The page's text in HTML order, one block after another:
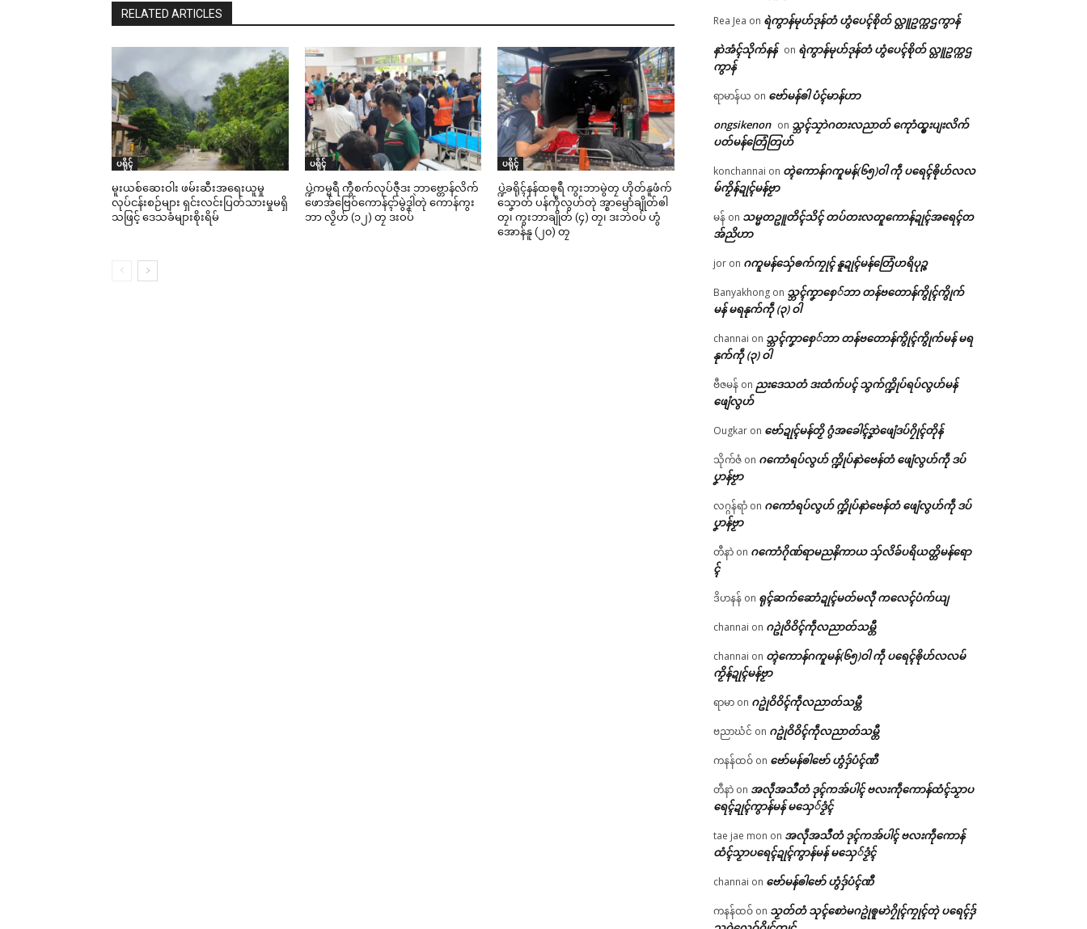
RELATED ARTICLES
ပရိုၚ်
မူးယစ်ဆေးဝါး ဖမ်းဆီးအရေးယူမှု
လုပ်ငန်းစဉ်များ ရှင်းလင်းပြတ်သားမှုမရှိ
သဖြင့် ဒေသခံများစိုးရိမ်
ပရိုၚ်
ပ္ဍဲကမ္မရဳ ကွဳစက်လုပ်ဇီုဒး ဘာဗ္တောန်လိက်
ဖောအ်ဗြေဝ်ကောန်ၚာ်မွဲဒၞါဲတုဲ ကောန်ကွး
ဘာ လၟိဟ် (၁၂) တၠ ဒးဝပ်
ပရိုၚ်
ပ္ဍဲခရိုၚ်နန်ထၜုရဳ ကွးဘာမွဲတၠ ဟိုတ်နူဖံက်
သၞောတ် ပန်ကဵုလွဟ်တုဲ အ္စာၝောံချိုတ်ၜါ
တၠ၊ ကွးဘာချိုတ် (၄) တၠ၊ ဒးဘဲဝပ် ဟွံ
အောန်နူ (၂၀) တၠ
Rea Jea on ရဲကွာန်မုဟ်ဒုန်တံ ဟွံပေၚ်စိုတ် လ္တူဥက္ကဌကွာန်
နာဲအံၚ်သိုက်နန် on ရဲကွာန်မုဟ်ဒုန်တံ ဟွံပေၚ်စိုတ် လ္တူဥက္ကဌ
ကွာန်
ရာမာန်ယ on ဗော်မန်ၜါ ပံၚ်မာန်ဟာ
ongsikenon on သ္ဘၚ်သၠာဲဂတးလညာတ် ကေုာံထ္ၜးပျးလိက်
ပတ်မန်တြေံတြဟ်
konchannai on တ္ၚဲကောန်ဂကူမန်(၆၅)ဝါ ကဵု ပရေၚ်ၜိုဟ်လလ
မ်ကၟိန်ဍုၚ်မန်ဗၟာ
မန် on သမ္မတဥူတိၚ်သိၚ် တပ်တးလတူကောန်ဍုၚ်အရေၚ်တ
အ်ညိဟာ
jor on ဂကူမန်​သှ်ေၜက်ကၠုၚ် နူဍုၚ်မန်တြေံဟရိပုဉ္ဇ
Banyakhong on သ္ဘၚ်ကၞာစှေ်ဘာ တန်ဗတောန်ကွိုၚ်ကွိုက်
မန် မရနုက်ကဵု (၃) ဝါ
channai on သ္ဘၚ်ကၞာစှေ်ဘာ တန်ဗတောန်ကွိုၚ်ကွိုက်မန် မရ
နုက်ကဵု (၃) ဝါ
ဗီဇမန် on ညးဒေသတံ ဒးထံက်ပၚ် သွက်က္ဍိုပ်ရပ်လွဟ်မန်
ဖျေံလွဟ်
Ougkar on ဗော်ဍုၚ်မန်တၟိ ဂွံအခေါၚ်ဒၞာဲဖျေံဒပ်ဂၠိုၚ်တိုန်
သိုက်ဇံ on ဂကောံရပ်လွဟ် က္ဍိုပ်နာဲဗေန်တံ ဖျေံလွဟ်ကဵု ဒပ်
ပၞာန်ဗၟာ
လဂ္ဂန်ရာံ on ဂကောံရပ်လွဟ် က္ဍိုပ်နာဲဗေန်တံ ဖျေံလွဟ်ကဵု ဒပ်
ပၞာန်ဗၟာ
တီနာဲ on ဂကောံဂိုဏ်ရာမညနိကာယ သှ်လိခ်ပရိယတ္တိမန်ရော
ၚ်
ဒိဟနန် on ရုၚ်ဆက်ဆောံဍုၚ်မတ်မလီု ကလေၚ်ပံက်ယျ
channai on ဂဥုဲဝိဝိၚ်ကဵုလညာတ်သမ္တီ
channai on တ္ၚဲကောန်ဂကူမန်(၆၅)ဝါ ကဵု ပရေၚ်ၜိုဟ်လလမ်
ကၟိန်ဍုၚ်မန်ဗၟာ
ရာမာ on ဂဥုဲဝိဝိၚ်ကဵုလညာတ်သမ္တီ
ဗညာဃံင် on ဂဥုဲဝိဝိၚ်ကဵုလညာတ်သမ္တီ
ကနန်ထဝ် on ဗော်မန်ၜါဗော် ဟွံဒှ်ပံၚ်ဏီ
တီနာဲ on အလဵုအသဳတံ ဒုၚ်ကအ်ပါၚ် ဗလးကဵုကောန်ထံၚ်သၟာပ
ရေၚ်ဍုၚ်ကွာန်မန် မသှေ်ဒၟံၚ်
tae jae mon on အလဵုအသဳတံ ဒုၚ်ကအ်ပါၚ် ဗလးကဵုကောန်
ထံၚ်သၟာပရေၚ်ဍုၚ်ကွာန်မန် မသှေ်ဒၟံၚ်
channai on ဗော်မန်ၜါဗော် ဟွံဒှ်ပံၚ်ဏီ
ကနန်ထဝ် on သၟတ်တံ သုၚ်စောဲမဂဥုဲၜူမာဲဂၠိုၚ်ကၠုၚ်တုဲ ပရေၚ်ဒှ်